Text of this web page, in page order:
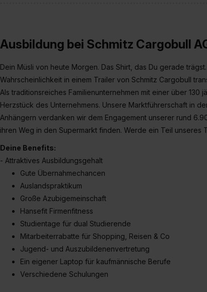
Ausbildung bei Schmitz Cargobull
Dein Müsli von heute Morgen. Das Shirt, das Du gerade
Wahrscheinlichkeit in einem Trailer von Schmitz Cargobull
Als traditionsreiches Familienunternehmen mit einer über
Herzstück des Unternehmens. Unsere Marktführerschaft in
Anhängern verdanken wir dem Engagement unserer rund
ihren Weg in den Supermarkt finden. Werde ein Teil unseres
Deine Benefits:
- Attraktives Ausbildungsgehalt
Gute Übernahmechancen
Auslandspraktikum
Große Azubigemeinschaft
Hansefit Firmenfitness
Studientage für dual Studierende
Mitarbeiterrabatte für Shopping, Reisen & Co
Jugend- und Auszubildenenvertretung
Ein eigener Laptop für kaufmännische Berufe
Verschiedene Schulungen